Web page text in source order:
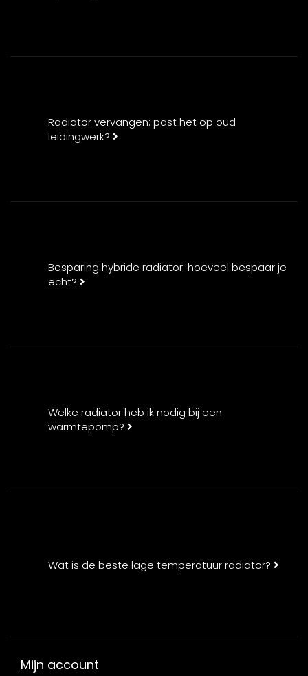
Radiator vervangen: past het op oud
leidingwerk?
Besparing hybride radiator: hoeveel bespaar je
echt?
Welke radiator heb ik nodig bij een
warmtepomp?
Wat is de beste lage temperatuur radiator?
Mijn account